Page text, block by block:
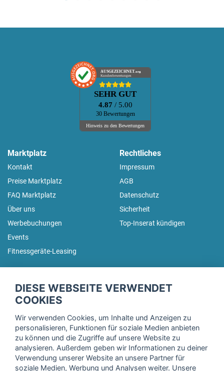
AUSGEZEICHNET.org
Kundenbewertungen
SEHR GUT
4.87 / 5.00
30 Bewertungen
Hinweis zu den Bewertungen
Marktplatz
Kontakt
Preise Marktplatz
FAQ Marktplatz
Über uns
Werbebuchungen
Events
Fitnessgeräte-Leasing
Rechtliches
Impressum
AGB
Datenschutz
Sicherheit
Top-Inserat kündigen
Trage dich hier für unseren Newsletter ein und erhalte regelmäßig
Ich stimme der Verarbeitung meiner Daten, wie in der
Einwilligungserklärungder fitnessmarkt.de services GmbH
DIESE WEBSEITE VERWENDET
COOKIES
Wir verwenden Cookies, um Inhalte und Anzeigen zu
personalisieren, Funktionen für soziale Medien anbieten
zu können und die Zugriffe auf unsere Website zu
analysieren. Außerdem geben wir Informationen zu deiner
Verwendung unserer Website an unsere Partner für
soziale Medien, Werbung und Analysen weiter. Unsere